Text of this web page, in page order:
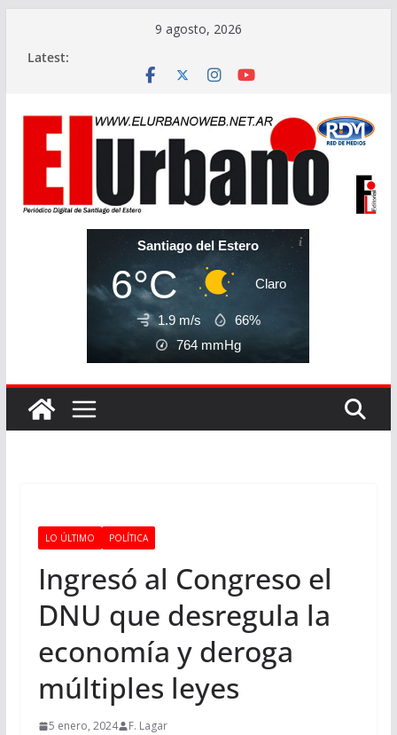
9 agosto, 2026
Latest:
Santiago del Estero
6°C Claro
1.9 m/s
66%
764 mmHg
LO ÚLTIMO POLÍTICA
Ingresó al Congreso el
DNU que desregula la
economía y deroga
múltiples leyes
5 enero, 2024 F. Lagar